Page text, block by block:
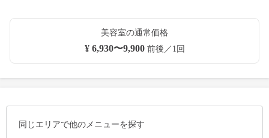
美容室の通常価格
¥ 6,930〜9,900前後／1回
同じエリアで他のメニューを探す